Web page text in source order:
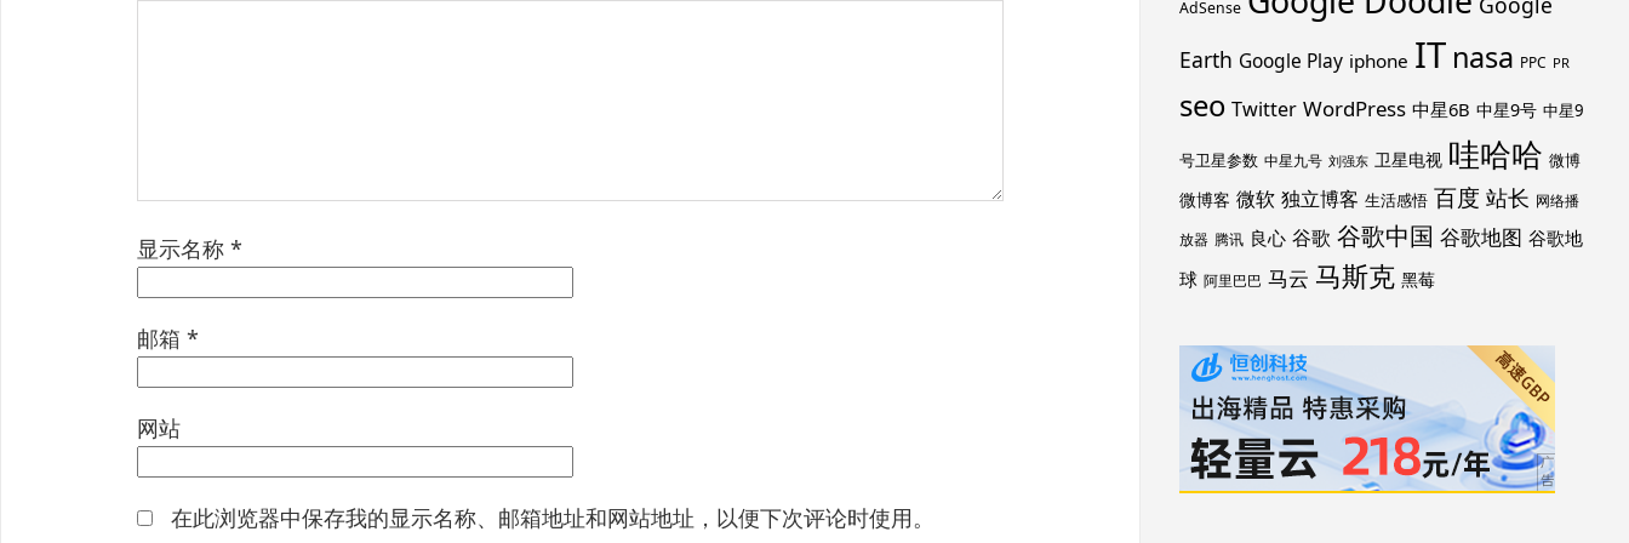
显示名称 *
邮箱 *
网站
在此浏览器中保存我的显示名称、邮箱地址和网站地址，以便下次评论时使用。
AdSense
Earth Google Play iphone IT nasa PPC PR
seo Twitter WordPress 中星6B 中星9号 中星9
号卫星参数 中星九号 刘强东 卫星电视 哇哈哈 微博
微博客 微软 独立博客 生活感悟 百度 站长 网络播
放器 腾讯 良心 谷歌 谷歌中国 谷歌地图 谷歌地
球 阿里巴巴 马云 马斯克 黑莓